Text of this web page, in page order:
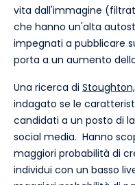
vita dall'immagine
che hanno un'alta
impegnati a pubblicare
porta a un aumento
Una ricerca di
indagato se le
candidati a un posto di
social media. Hanno
maggiori probabilità di
individui con un basso